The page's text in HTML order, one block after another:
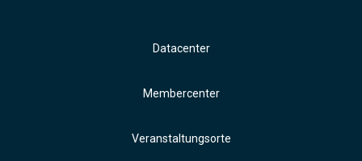
Datacenter
Membercenter
Veranstaltungsorte